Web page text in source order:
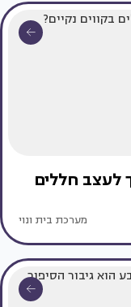
לעצב חללים
מערכת בית ונוי